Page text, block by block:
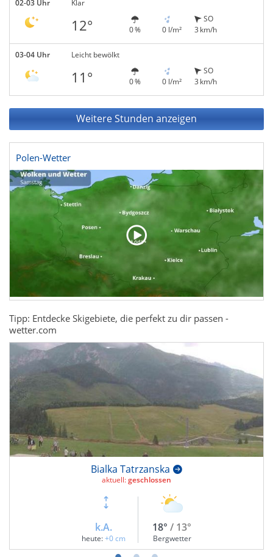
02-03 Uhr Klar
12° 0 % 0 l/m²
SO
3 km/h
03-04 Uhr Leicht bewölkt
11° 0 % 0 l/m²
SO
3 km/h
Weitere Stunden anzeigen
Polen-Wetter
Tipp: Entdecke Skigebiete, die perfekt zu dir passen -
wetter.com
Bialka Tatrzanska
aktuell:geschlossen
k.A.
heute:+0 cm
18° / 13°
Bergwetter